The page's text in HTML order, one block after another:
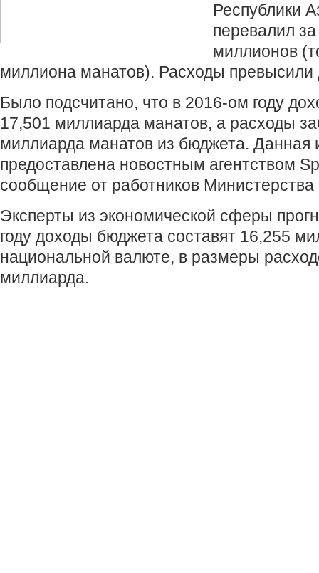
Республики
перевалил
миллионов
миллиона манатов). Расходы превысили
Было подсчитано, что в 2016-ом году
17,501 миллиарда манатов, а расходы
миллиарда манатов из бюджета.
предоставлена новостным агентством
сообщение от работников
Эксперты из экономической сферы
году доходы бюджета составят 16,255
национальной валюте, в размеры
миллиарда.